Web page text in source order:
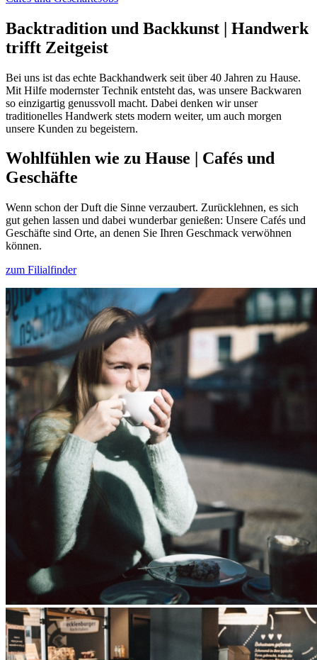
Backtradition und Backkunst | Handwerk
trifft Zeitgeist
Bei uns ist das echte Backhandwerk seit über 40 Jahren zu Hause.
Mit Hilfe modernster Technik entsteht das, was unsere Backwaren
so einzigartig genussvoll macht. Dabei denken wir unser
traditionelles Handwerk stets modern weiter, um auch morgen
unsere Kunden zu begeistern.
Wohlfühlen wie zu Hause
Cafés und
Geschäfte
Wenn schon der Duft die Sinne verzaubert. Zurücklehnen, es sich
gut gehen lassen und dabei wunderbar genießen: Unsere Cafés und
Geschäfte sind Orte, an denen Sie Ihren Geschmack verwöhnen
können.
zum Filialfinder